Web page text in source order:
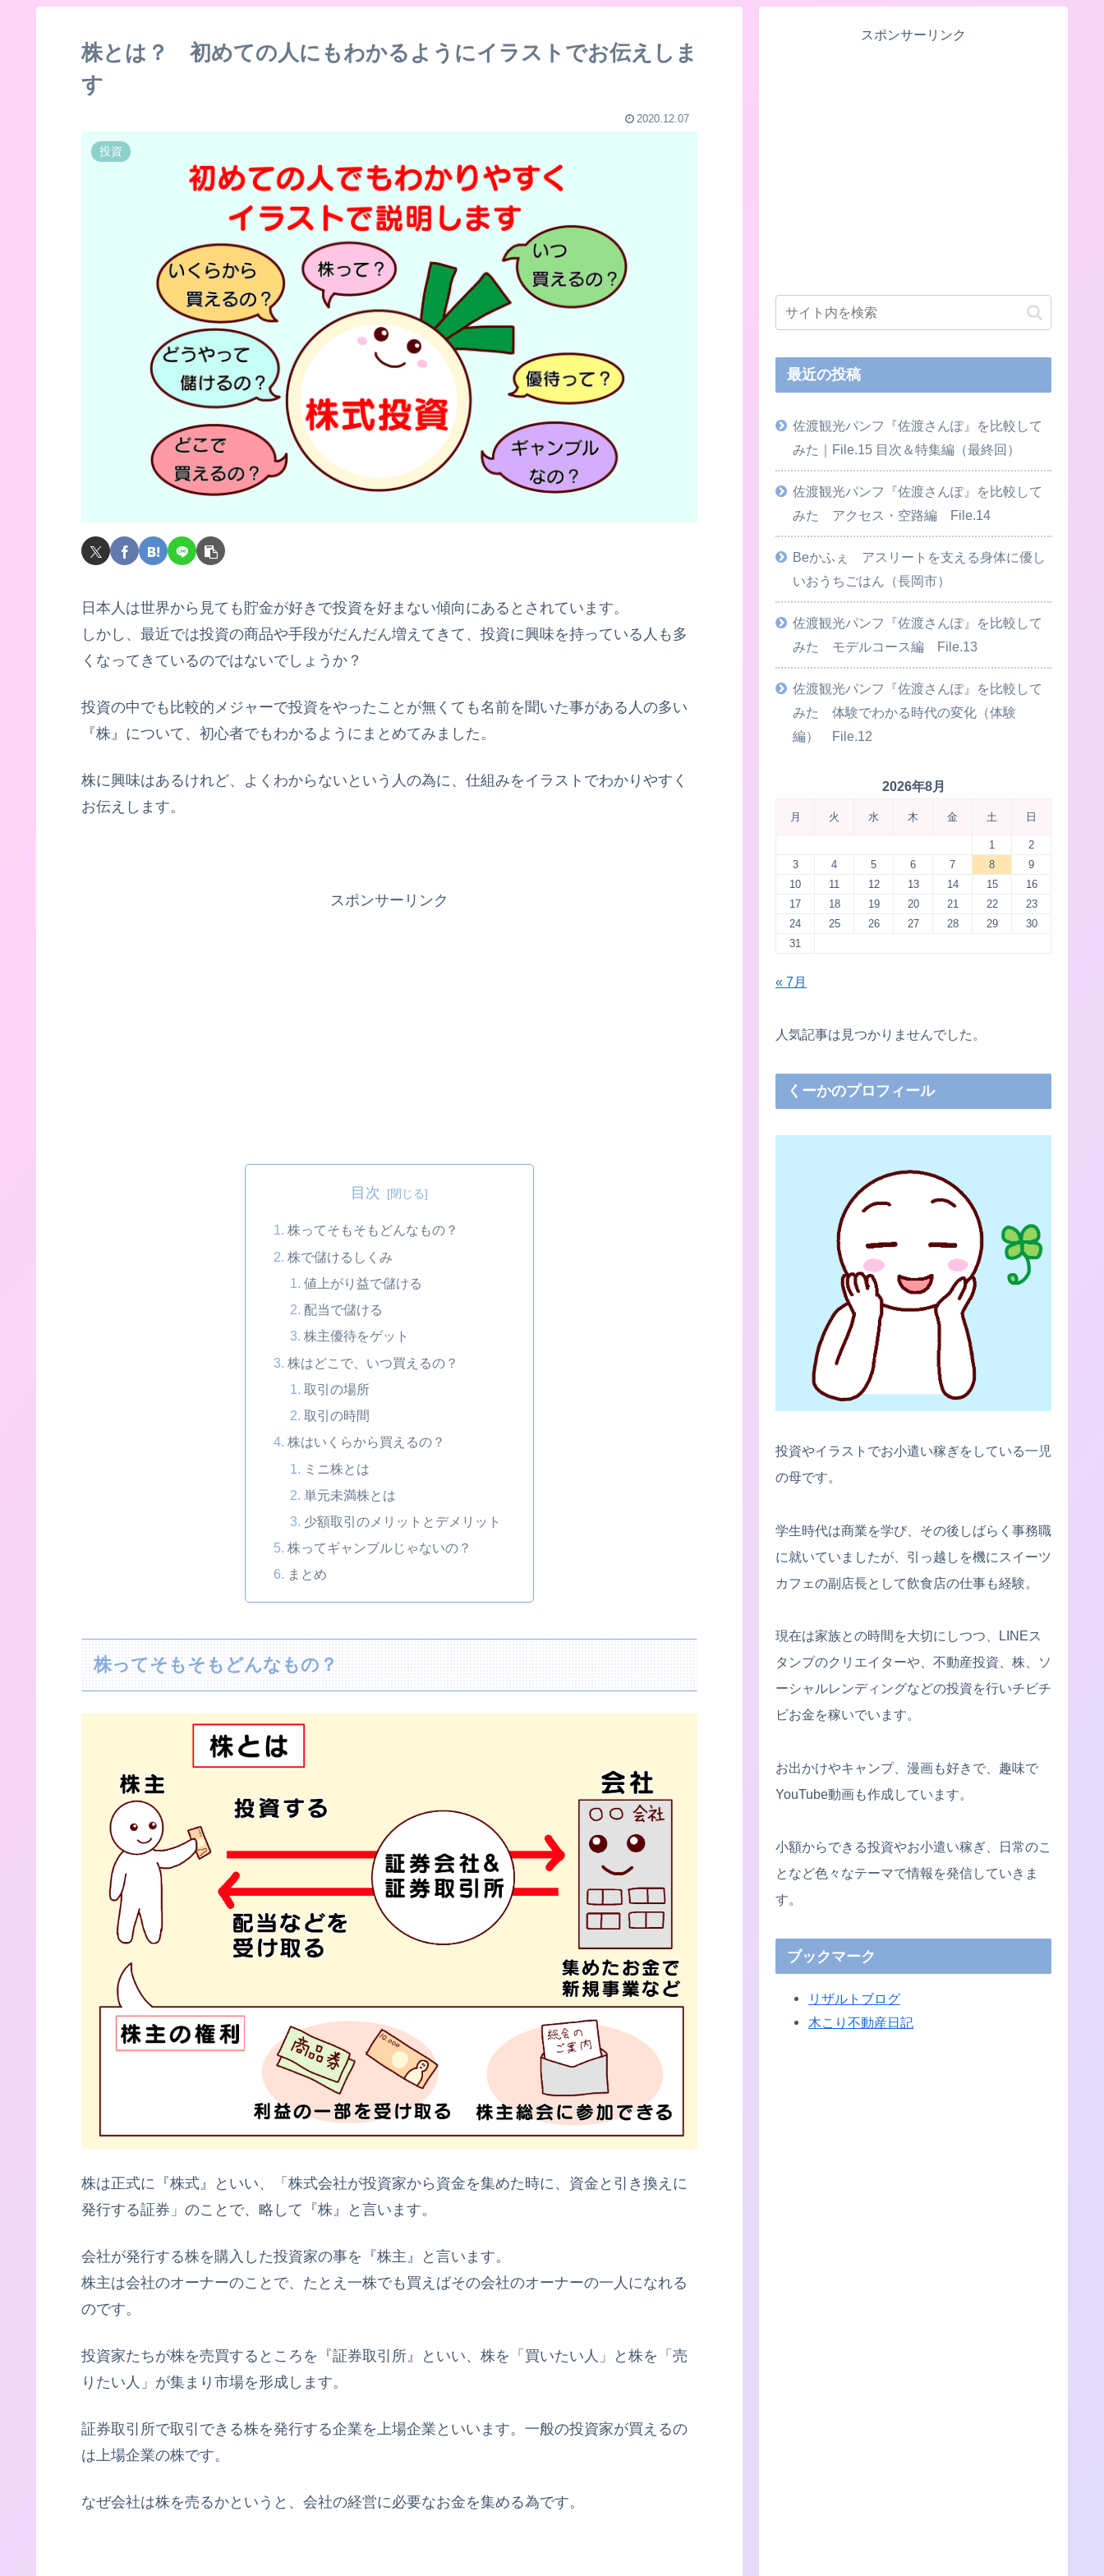
株とは？ 初めての人にもわかるようにイラストでお伝えしま
す
2020.12.07
投資
日本人は世界から見ても貯金が好きで投資を好まない傾向にあるとされています。
しかし、最近では投資の商品や手段がだんだん増えてきて、投資に興味を持っている人も多
くなってきているのではないでしょうか？
投資の中でも比較的メジャーで投資をやったことが無くても名前を聞いた事がある人の多い
『株』について、初心者でもわかるようにまとめてみました。
株に興味はあるけれど、よくわからないという人の為に、仕組みをイラストでわかりやすく
お伝えします。
スポンサーリンク
目次
株ってそもそもどんなもの？
株で儲けるしくみ
値上がり益で儲ける
配当で儲ける
株主優待をゲット
株はどこで、いつ買えるの？
取引の場所
取引の時間
株はいくらから買えるの？
ミニ株とは
単元未満株とは
少額取引のメリットとデメリット
株ってギャンブルじゃないの？
まとめ
株ってそもそもどんなもの？
株は正式に『株式』といい、「株式会社が投資家から資金を集めた時に、資金と引き換えに
発行する証券」のことで、略して『株』と言います。
会社が発行する株を購入した投資家の事を『株主』と言います。
株主は会社のオーナーのことで、たとえ一株でも買えばその会社のオーナーの一人になれる
のです。
投資家たちが株を売買するところを『証券取引所』といい、株を「買いたい人」と株を「売
りたい人」が集まり市場を形成します。
証券取引所で取引できる株を発行する企業を上場企業といいます。一般の投資家が買えるの
は上場企業の株です。
なぜ会社は株を売るかというと、会社の経営に必要なお金を集める為です。
スポンサーリンク
最近の投稿
佐渡観光パンフ『佐渡さんぽ』を比較して
みた｜File.15 目次＆特集編（最終回）
佐渡観光パンフ『佐渡さんぽ』を比較して
みた アクセス・空路編 File.14
Beかふぇ アスリートを支える身体に優し
いおうちごはん（長岡市）
佐渡観光パンフ『佐渡さんぽ』を比較して
みた モデルコース編 File.13
佐渡観光パンフ『佐渡さんぽ』を比較して
みた 体験でわかる時代の変化（体験
編） File.12
2026年8月
月 火 水 木 金 土 日
1
2
3
4 5 6 7 8
9
10
11 12 13 14 15
16
17
18 19 20 21 22
23
24
25 26 27 28 29
30
31
« 7月
人気記事は見つかりませんでした。
くーかのプロフィール
投資やイラストでお小遣い稼ぎをしている一児
の母です。
学生時代は商業を学び、その後しばらく事務職
に就いていましたが、引っ越しを機にスイーツ
カフェの副店長として飲食店の仕事も経験。
現在は家族との時間を大切にしつつ、LINEス
タンプのクリエイターや、不動産投資、株、ソ
ーシャルレンディングなどの投資を行いチビチ
ビお金を稼いでいます。
お出かけやキャンプ、漫画も好きで、趣味で
YouTube動画も作成しています。
小額からできる投資やお小遣い稼ぎ、日常のこ
となど色々なテーマで情報を発信していきま
す。
ブックマーク
リザルトブログ
木こり不動産日記